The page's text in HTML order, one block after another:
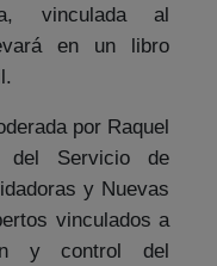
vinculada al
en un libro
por Raquel
del Servicio de
y Nuevas
vinculados a
y control del